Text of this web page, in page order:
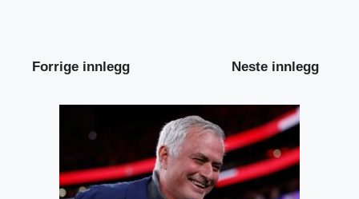
Forrige innlegg Neste innlegg